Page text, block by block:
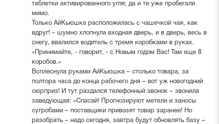
таблетки активированного угля; да и те уже пробегали
мимо.
Только АйКьюшка расположилась с чашечкой чая, как
вдруг! – шумно хлопнула входная дверь, и в дверь, весь в
снегу, ввалился водитель с тремя коробками в руках.
«Принимайте, - говорит, - с Новым годом Вас! Там еще 8
коробов.»
Всплеснула руками АйКьюшка – столько товара, за
полтора часа до конца рабочего дня – вот уж новогодний
сюрприз! И тут раздался телефонный звонок – звонила
заведующая: «Спасай! Прогнозируют метели и заносы
сугробами – поставщики привозят товар заранее! Но
разобрать – надо сегодня, завтра будут обновлять базу –